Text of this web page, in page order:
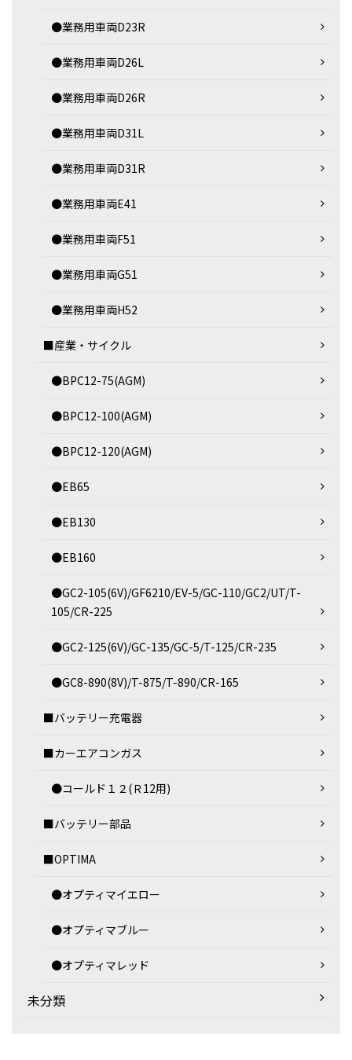
●業務用車両D23R
●業務用車両D26L
●業務用車両D26R
●業務用車両D31L
●業務用車両D31R
●業務用車両E41
●業務用車両F51
●業務用車両G51
●業務用車両H52
■産業・サイクル
●BPC12-75(AGM)
●BPC12-100(AGM)
●BPC12-120(AGM)
●EB65
●EB130
●EB160
●GC2-105(6V)/GF6210/EV-5/GC-110/GC2/UT/T-
105/CR-225
●GC2-125(6V)/GC-135/GC-5/T-125/CR-235
●GC8-890(8V)/T-875/T-890/CR-165
■バッテリー充電器
■カーエアコンガス
●コールド１２(Ｒ12用)
■バッテリー部品
■OPTIMA
●オプティマイエロー
●オプティマブルー
●オプティマレッド
未分類